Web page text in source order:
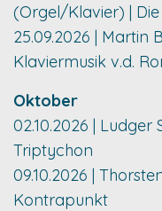
(Orgel/Klavier) | Die
25.09.2026 |
Klaviermusik v.d.
Oktober
02.10.2026 |
Triptychon
09.10.2026 |
Kontrapunkt